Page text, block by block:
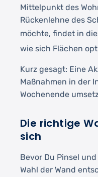
Mittelpunkt des
Rückenlehne des
möchte, findet in
wie sich Flächen
Kurz gesagt: Eine
Maßnahmen in der
Wochenende
Die richtige
sich
Bevor Du Pinsel
Wahl der Wand